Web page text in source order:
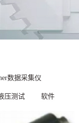
数据采集仪
压测试 软件